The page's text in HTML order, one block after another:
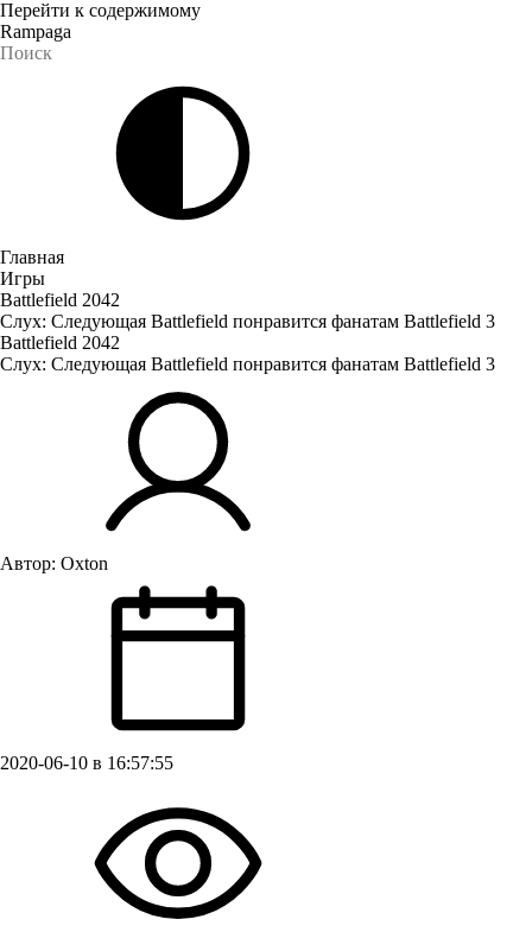
Перейти к содержимому
Rampaga
Главная
Игры
Battlefield 2042
Слух: Следующая Battlefield понравится фанатам Battlefield 3
Battlefield 2042
Слух: Следующая Battlefield понравится фанатам Battlefield 3
Автор: Oxton
2020-06-10 в 16:57:55